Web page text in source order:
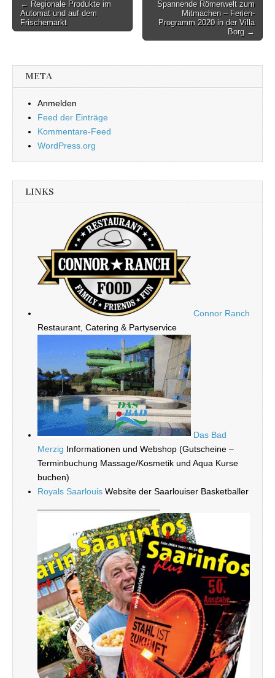
Beitragsnavigation
← Regionale Produkte im
Automat und auf dem
Frischemarkt
Spannende Römerwelt zum
Mitmachen – Ferien-
Programm 2020 in der Villa
Borg →
META
Anmelden
Feed der Einträge
Kommentare-Feed
WordPress.org
LINKS
Connor Ranch
Restaurant, Catering & Partyservice
Das Bad
Merzig Informationen und Webshop (Gutscheine –
Terminbuchung Massage/Kosmetik und Aqua Kurse
buchen)
Royals Saarlouis Website der Saarlouiser Basketballer